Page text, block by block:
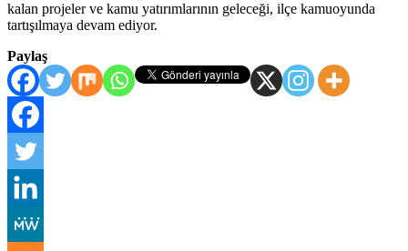
kalan projeler ve kamu yatırımlarının geleceği, ilçe kamuoyunda
tartışılmaya devam ediyor.
Paylaş